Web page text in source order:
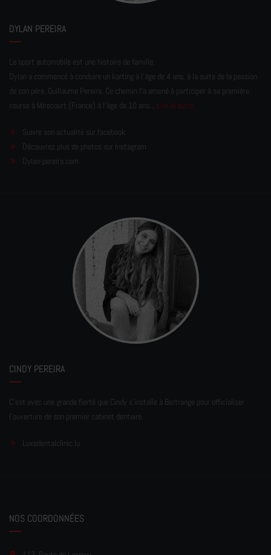
DYLAN PEREIRA
Le sport automobile est une histoire de famille.
Dylan a commencé à conduire un karting à l’âge de 4 ans, à la suite de la passion
de son père, Guillaume Pereira. Ce chemin l'a amené à participer à sa première
course à Mirecourt (France) à l'âge de 10 ans... Lire la suite
Suivre son actualité sur facebook
Découvrez plus de photos sur Instagram
Dylan-pereira.com
CINDY PEREIRA
C'est avec une grande fierté que Cindy s'installe à Bertrange pour officialiser
l'ouverture de son premier cabinet dentaire.
Luxedentalclinic.lu
NOS COORDONNÉES